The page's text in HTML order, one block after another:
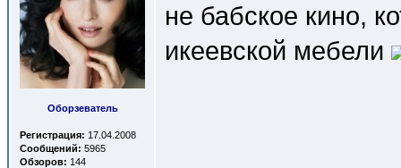
Оборзеватель
Регистрация: 17.04.2008
Сообщений: 5965
Обзоров: 144
не бабское кино,
икеевской мебели